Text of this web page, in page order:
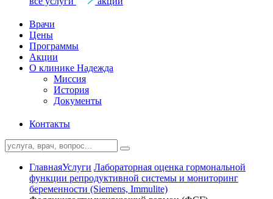
Врачи
Цены
Программы
Акции
О клинике Надежда
Миссия
История
Документы
Контакты
ГлавнаяУслуги Лабораторная оценка гормональной
функции репродуктивной системы и мониторинг
беременности (Siemens, Immulite)